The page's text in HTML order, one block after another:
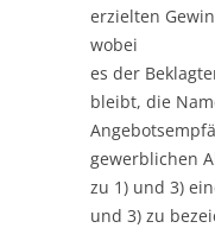
erzielten
wobei
es der
bleibt, die
gewerblichen
zu 1) und 3)
und 3) zu